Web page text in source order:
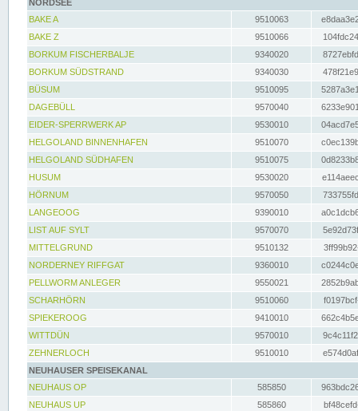
NORDSEE
BAKE A
9510063
BAKE Z
9510066
BORKUM FISCHERBALJE
9340020
BORKUM SÜDSTRAND
9340030
BÜSUM
9510095
DAGEBÜLL
9570040
EIDER-SPERRWERK AP
9530010
HELGOLAND BINNENHAFEN
9510070
HELGOLAND SÜDHAFEN
9510075
HUSUM
9530020
HÖRNUM
9570050
LANGEOOG
9390010
LIST AUF SYLT
9570070
MITTELGRUND
9510132
NORDERNEY RIFFGAT
9360010
PELLWORM ANLEGER
9550021
SCHARHÖRN
9510060
SPIEKEROOG
9410010
WITTDÜN
9570010
ZEHNERLOCH
9510010
NEUHAUSER SPEISEKANAL
NEUHAUS OP
585850
NEUHAUS UP
585860